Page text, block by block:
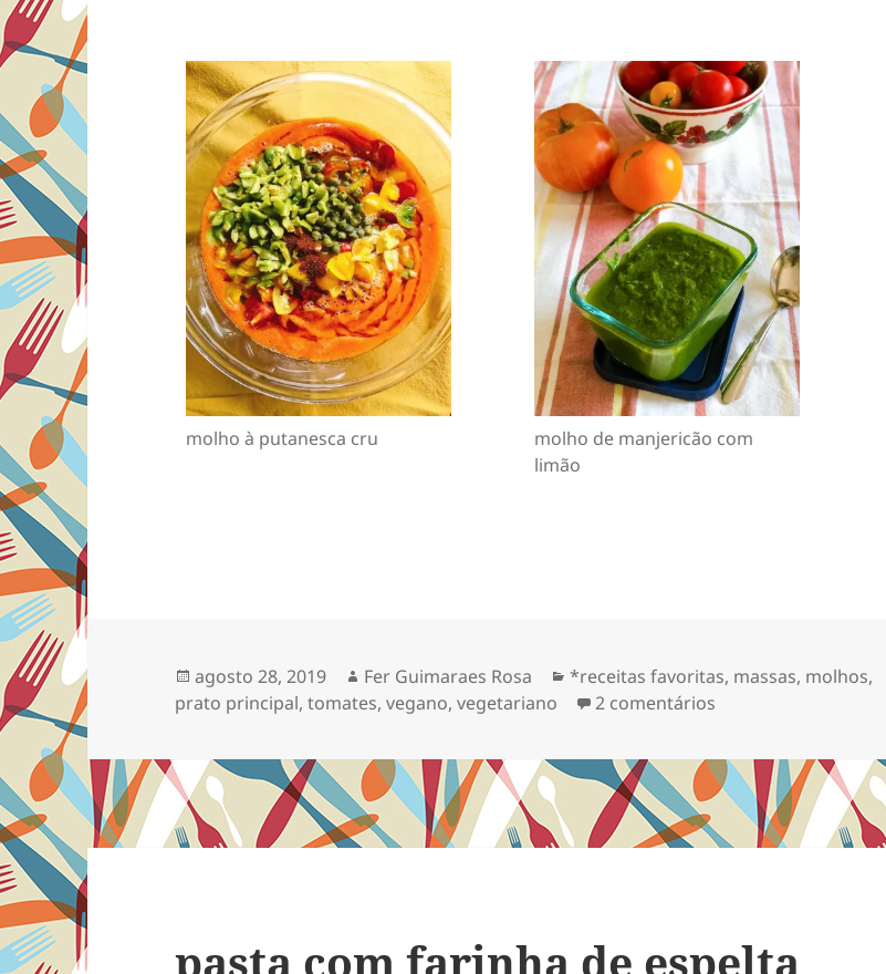
molho à putanesca cru
molho de manjericão com
limão
Publicado
em
agosto 28, 2019 Autor
Fer Guimaraes Rosa Categorias
*receitas favoritas, massas, molhos,
prato principal,tomates,vegano,vegetariano 2 comentários
pasta com farinha de espelta